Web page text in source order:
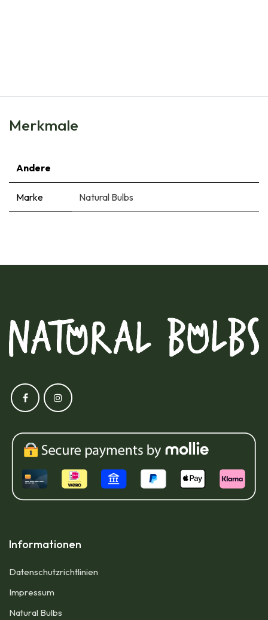
Merkmale
Andere
Marke Natural Bulbs
Informationen
Datenschutzrichtlinien
Impressum​
Natural Bulbs